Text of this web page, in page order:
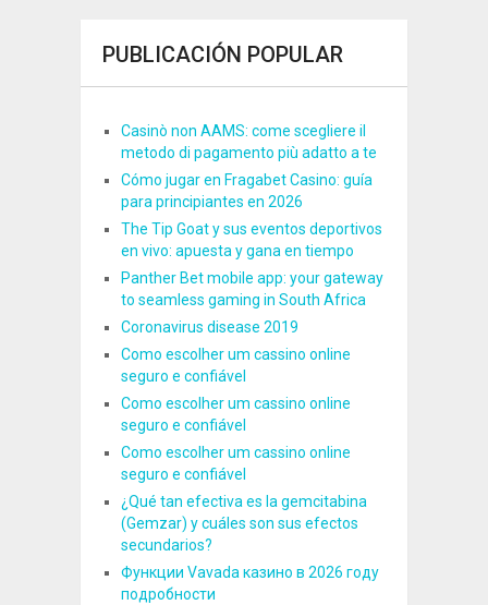
PUBLICACIÓN POPULAR
Casinò non AAMS: come scegliere il
metodo di pagamento più adatto a te
Cómo jugar en Fragabet Casino: guía
para principiantes en 2026
The Tip Goat y sus eventos deportivos
en vivo: apuesta y gana en tiempo
Panther Bet mobile app: your gateway
to seamless gaming in South Africa
Coronavirus disease 2019
Como escolher um cassino online
seguro e confiável
Como escolher um cassino online
seguro e confiável
Como escolher um cassino online
seguro e confiável
¿Qué tan efectiva es la gemcitabina
(Gemzar) y cuáles son sus efectos
secundarios?
Функции Vavada казино в 2026 году
подробности